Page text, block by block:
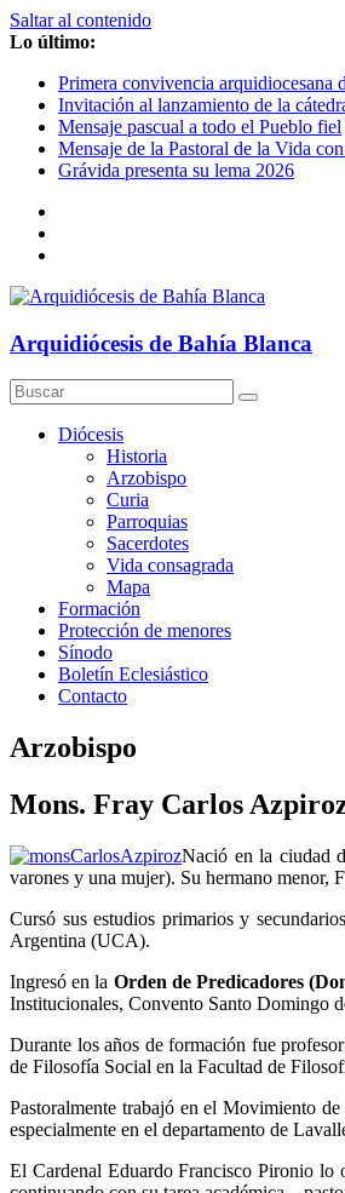
Saltar al contenido
Lo último:
Primera convivencia arquidiocesana
Invitación al lanzamiento de la
Mensaje pascual a todo el Pueblo fiel
Mensaje de la Pastoral de la Vida
Grávida presenta su lema 2026
Arquidiócesis de Bahía Blanca
Diócesis
Historia
Arzobispo
Curia
Parroquias
Sacerdotes
Vida consagrada
Mapa
Formación
Protección de menores
Sínodo
Boletín Eclesiástico
Contacto
Arzobispo
Mons. Fray Carlos
Nació en la ciudad
varones y una mujer). Su hermano menor,
Cursó sus estudios primarios y
Argentina (UCA).
Ingresó en la Orden de Predicadores
Institucionales, Convento Santo Domingo
Durante los años de formación fue
de Filosofía Social en la Facultad de
Pastoralmente trabajó en el Movimiento
especialmente en el departamento de
El Cardenal Eduardo Francisco Pironio lo